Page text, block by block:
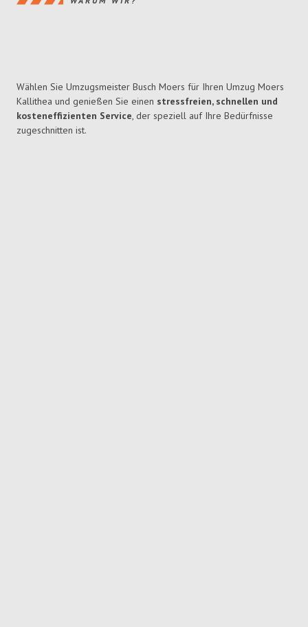
Wählen Sie Umzugsmeister Busch Moers für Ihren Umzug Moers
Kallithea und genießen Sie einen stressfreien, schnellen und
kosteneffizienten Service, der speziell auf Ihre Bedürfnisse
zugeschnitten ist.